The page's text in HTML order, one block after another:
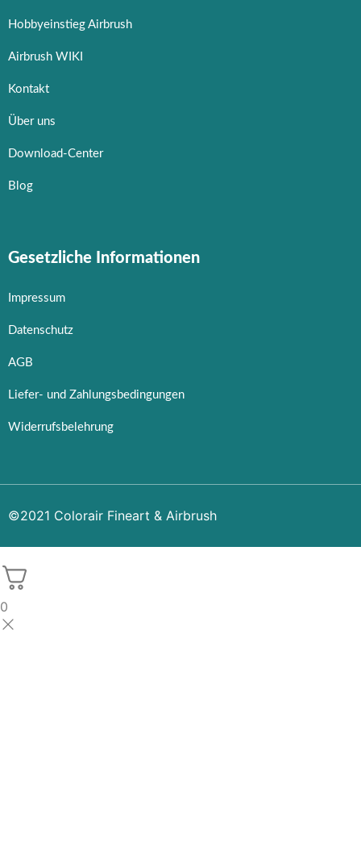
Hobbyeinstieg Airbrush
Airbrush WIKI
Kontakt
Über uns
Download-Center
Blog
Gesetzliche Informationen
Impressum
Datenschutz
AGB
Liefer- und Zahlungsbedingungen
Widerrufsbelehrung
©2021 Colorair Fineart & Airbrush
0